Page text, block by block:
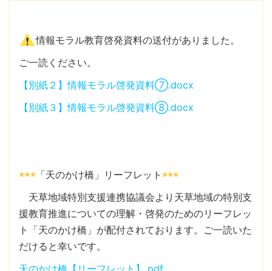
情報モラル教育啓発資料の送付がありました。
ご一読ください。
【別紙２】情報モラル啓発資料⑦.docx
【別紙３】情報モラル啓発資料⑧.docx
「天のかけ橋」リーフレット
天草地域特別支援連携協議会より天草地域の特別支
援教育推進についての理解・啓発のためのリーフレッ
ト「天のかけ橋」が配付されております。ご一読いた
だけると幸いです。